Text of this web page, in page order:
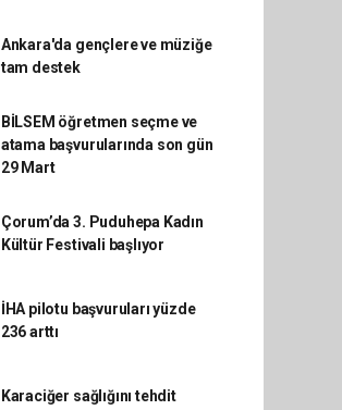
Ankara'da gençlere ve müziğe
tam destek
BİLSEM öğretmen seçme ve
atama başvurularında son gün
29 Mart
Çorum’da 3. Puduhepa Kadın
Kültür Festivali başlıyor
İHA pilotu başvuruları yüzde
236 arttı
Karaciğer sağlığını tehdit